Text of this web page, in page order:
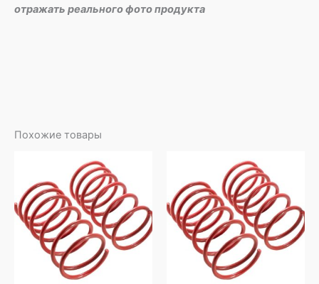
отражать реального фото продукта
Похожие товары